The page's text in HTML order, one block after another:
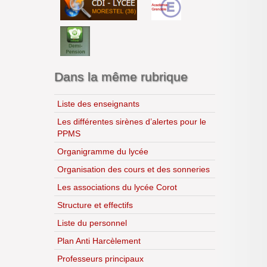
S.N.T.
S.V.T
Lycéens au cinéma
CDI
Année 2024-2025
Année 2025-2026
Dans la même rubrique
Liste des enseignants
Les différentes sirènes d’alertes pour le
PPMS
Organigramme du lycée
Organisation des cours et des sonneries
Les associations du lycée Corot
Structure et effectifs
Liste du personnel
Plan Anti Harcèlement
Professeurs principaux